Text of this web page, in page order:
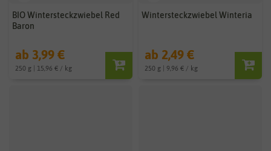
BIO Wintersteckzwiebel Red
Baron
ab 3,99 €
250 g | 15,96 € / kg
Wintersteckzwiebel Winteria
ab 2,49 €
250 g | 9,96 € / kg